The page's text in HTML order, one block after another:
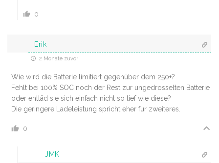
0
Erik
2 Monate zuvor
Wie wird die Batterie limitiert gegenüber dem 250+?
Fehlt bei 100% SOC noch der Rest zur ungedrosselten Batterie
oder entläd sie sich einfach nicht so tief wie diese?
Die geringere Ladeleistung spricht eher für zweiteres.
0
JMK